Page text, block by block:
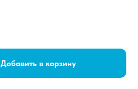
Добавить в корзину